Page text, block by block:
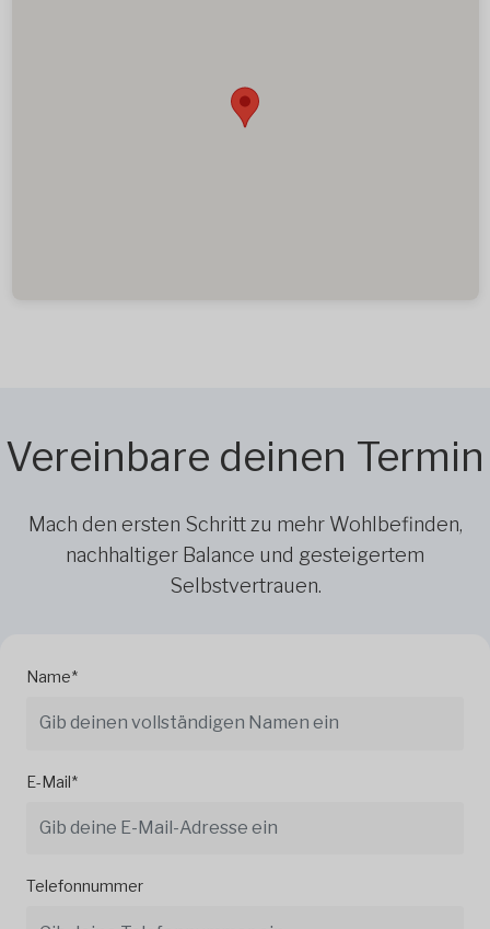
Vereinbare deinen Termin
Mach den ersten Schritt zu mehr Wohlbefinden,
nachhaltiger Balance und gesteigertem
Selbstvertrauen.
Name*
E-Mail*
Telefonnummer